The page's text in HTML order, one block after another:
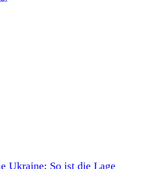
Ukraine: So ist die Lage